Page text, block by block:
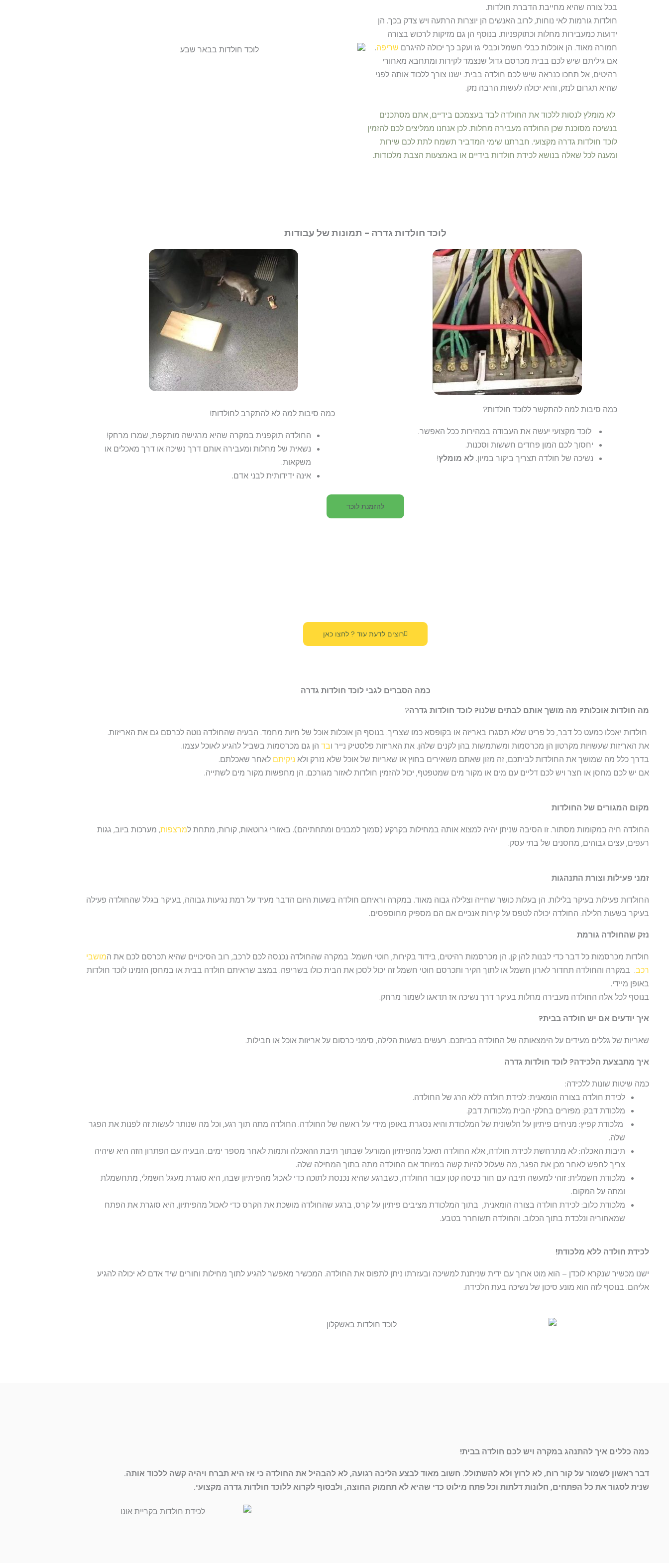
בכל צורה שהיא מחייבת הדברת חולדות.
חולדות גורמות לאי נוחות, לרוב האנשים הן יוצרות הרתעה ויש צדק בכך. הן
ידועות כמעבירות מחלות וכתוקפניות. בנוסף הן גם מזיקות לרכוש בצורה
חמורה מאוד. הן אוכלות כבלי חשמל וכבלי גז ועקב כך יכולה להיגרם שריפה.
אם גיליתם שיש לכם בבית מכרסם גדול שנצמד לקירות ומתחבא מאחורי
רהיטים, אל תחכו כנראה שיש לכם חולדה בבית. ישנו צורך ללכוד אותה לפני
שהיא תגרום לנזק, והיא יכולה לעשות הרבה נזק.
לא מומלץ לנסות ללכוד את החולדה לבד בעצמכם בידיים, אתם מסתכנים
בנשיכה מסוכנת שכן החולדה מעבירה מחלות. לכן אנחנו ממליצים לכם להזמין
לוכד חולדות גדרה מקצועי. חברתנו שימי המדביר תשמח לתת לכם שירות
ומענה לכל שאלה בנושא לכידת חולדות בידיים או באמצעות הצבת מלכודות.
לוכד חולדות גדרה - תמונות של עבודות
כמה סיבות למה להתקשר ללוכד חולדות?
לוכד מקצועי יעשה את העבודה במהירות ככל האפשר.
יחסוך לכם המון פחדים חששות וסכנות.
נשיכה של חולדה תצריך ביקור במיון. לא מומלץ!
כמה סיבות למה לא להתקרב לחולדות!
החולדה תוקפנית במקרה שהיא מרגישה מותקפת, שמרו מרחק!
נשאית של מחלות ומעבירה אותם דרך נשיכה או דרך מאכלים או
משקאות.
אינה ידידותית לבני אדם.
להזמנת לוכד
רוצים לדעת עוד ? לחצו כאן
כמה הסברים לגבי לוכד חולדות גדרה
מה חולדות אוכלות? מה מושך אותם לבתים שלנו? לוכד חולדות גדרה?
חולדות יאכלו כמעט כל דבר, כל פריט שלא תסגרו באריזה או בקופסא כמו שצריך. בנוסף הן אוכלות אוכל של חיות מחמד. הבעיה שהחולדה נוטה לכרסם גם את האריזות.
את האריזות שעשויות מקרטון הן מכרסמות ומשתמשות בהן לקנים שלהן. את האריזות פלסטיק נייר ובד הן גם מכרסמות בשביל להגיע לאוכל עצמו.
בדרך כלל מה שמושך את החולדות לביתכם, זה מזון שאתם משאירים בחוץ או שאריות של אוכל שלא נזרק ולא ניקיתם לאחר שאכלתם.
אם יש לכם מחסן או חצר ויש לכם דליים עם מים או מקור מים שמטפטף, יכול להזמין חולדות לאזור מגורכם. הן מחפשות מקור מים לשתייה.
מקום המגורים של החולדות
החולדה חיה במקומות מסתור. זו הסיבה שניתן יהיה למצוא אותה במחילות בקרקע (סמוך למבנים ומתחתיהם). באזורי גרוטאות, קורות, מתחת למרצפות, מערכות ביוב, גגות
רעפים, עצים גבוהים, מחסנים של בתי עסק.
זמני פעילות וצורת התנהגות
החולדות פעילות בעיקר בלילות. הן בעלות כושר שחייה וצלילה גבוה מאוד. במקרה וראיתם חולדה בשעות היום הדבר מעיד על רמת נגיעות גבוהה, בעיקר בגלל שהחולדה פעילה
בעיקר בשעות הלילה. החולדה יכולה לטפס על קירות אנכיים אם הם מספיק מחוספסים.
נזק שהחולדה גורמת
חולדות מכרסמות כל דבר כדי לבנות להן קן. הן מכרסמות רהיטים, בידוד בקירות, חוטי חשמל. במקרה שהחולדה נכנסה לכם לרכב, רוב הסיכויים שהיא תכרסם לכם את המושבי
רכב. במקרה והחולדה תחדור לארון חשמל או לתוך הקיר ותכרסם חוטי חשמל זה יכול לסכן את הבית כולו בשריפה. במצב שראיתם חולדה בבית או במחסן הזמינו לוכד חולדות
באופן מיידי.
בנוסף לכל אלה החולדה מעבירה מחלות בעיקר דרך נשיכה אז תדאגו לשמור מרחק.
איך יודעים אם יש חולדה בבית?
שאריות של גללים מעידים על הימצאותה של החולדה בביתכם. רעשים בשעות הלילה, סימני כרסום על אריזות אוכל או חבילות.
איך מתבצעת הלכידה? לוכד חולדות גדרה
כמה שיטות שונות ללכידה:
לכידת חולדה בצורה הומאנית: לכידת חולדה ללא הרג של החולדה.
מלכודת דבק: מפזרים בחלקי הבית מלכודות דבק.
מלכודת קפיץ: מניחים פיתיון על הלשונית של המלכודת והיא נסגרת באופן מידי על ראשה של החולדה. החולדה מתה תוך רגע, וכל מה שנותר לעשות זה לפנות את הפגר
שלה.
תיבות האכלה: לא מתרחשת לכידת חולדה, אלא החולדה תאכל מהפיתיון המורעל שבתוך תיבת ההאכלה ותמות לאחר מספר ימים. הבעיה עם הפתרון הזה היא שיהיה
צריך לחפש לאחר מכן את הפגר, מה שעלול להיות קשה במיוחד אם החולדה מתה בתוך המחילה שלה.
מלכודת חשמלית: זוהי למעשה תיבה עם חור כניסה קטן עבור החולדה, כשברגע שהיא נכנסת לתוכה כדי לאכול מהפיתיון שבה, היא סוגרת מעגל חשמלי, מתחשמלת
ומתה על המקום.
מלכודת כלוב: לכידת חולדה בצורה הומאנית, בתוך המלכודת מציבים פיתיון על קרס, ברגע שהחולדה מושכת את הקרס כדי לאכול מהפיתיון, היא סוגרת את הפתח
שמאחוריה ונלכדת בתוך הכלוב. והחולדה תשוחרר בטבע.
לכידת חולדה ללא מלכודת!
ישנו מכשיר שנקרא לוכדן – הוא מוט ארוך עם ידית שניתנת למשיכה ובעזרתו ניתן לתפוס את החולדה. המכשיר מאפשר להגיע לתוך מחילות וחורים שיד אדם לא יכולה להגיע
אליהם. בנוסף לזה הוא מונע סיכון של נשיכה בעת הלכידה.
כמה כללים איך להתנהג במקרה ויש לכם חולדה בבית!
דבר ראשון לשמור על קור רוח, לא לרוץ ולא להשתולל. חשוב מאוד לבצע הליכה רגועה, לא להבהיל את החולדה כי אז היא תברח ויהיה קשה ללכוד אותה.
שנית לסגור את כל הפתחים, חלונות דלתות וכל פתח מילוט כדי שהיא לא תחמוק החוצה, ולבסוף לקרוא ללוכד חולדות גדרה מקצועי.